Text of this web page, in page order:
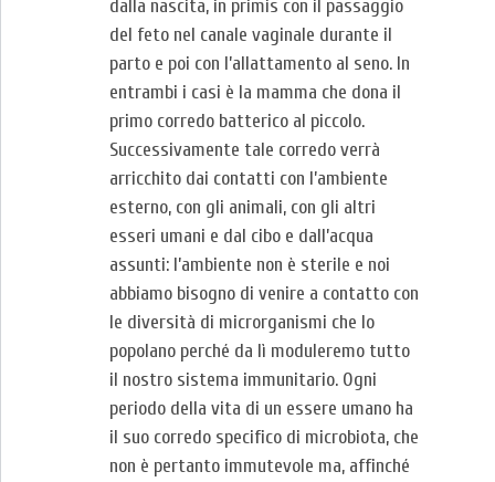
dalla nascita, in primis con il passaggio
del feto nel canale vaginale durante il
parto e poi con l’allattamento al seno. In
entrambi i casi è la mamma che dona il
primo corredo batterico al piccolo.
Successivamente tale corredo verrà
arricchito dai contatti con l’ambiente
esterno, con gli animali, con gli altri
esseri umani e dal cibo e dall’acqua
assunti: l’ambiente non è sterile e noi
abbiamo bisogno di venire a contatto con
le diversità di microrganismi che lo
popolano perché da lì moduleremo tutto
il nostro sistema immunitario. Ogni
periodo della vita di un essere umano ha
il suo corredo specifico di microbiota, che
non è pertanto immutevole ma, affinché